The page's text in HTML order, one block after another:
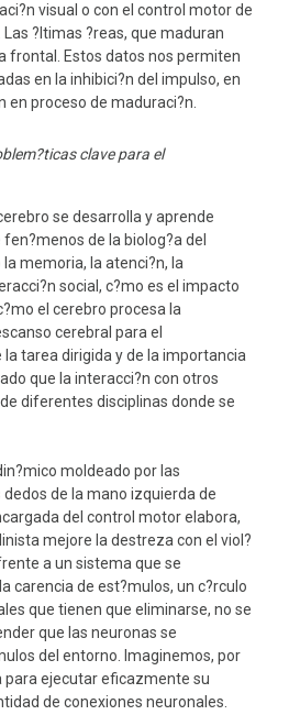
visual o con el control motor de
?ltimas ?reas, que maduran
frontal. Estos datos nos permiten
en la inhibici?n del impulso, en
en proceso de maduraci?n.
clave para el
se desarrolla y aprende
de la biolog?a del
memoria, la atenci?n, la
social, c?mo es el impacto
el cerebro procesa la
cerebral para el
tarea dirigida y de la importancia
que la interacci?n con otros
diferentes disciplinas donde se
moldeado por las
de la mano izquierda de
del control motor elabora,
mejore la destreza con el viol?
a un sistema que se
carencia de est?mulos, un c?rculo
que tienen que eliminarse, no se
que las neuronas se
del entorno. Imaginemos, por
para ejecutar eficazmente su
de conexiones neuronales.